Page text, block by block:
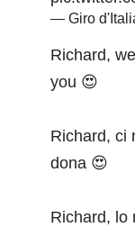
— Giro
Richard,
you 😍
Richard, ci
dona 😍
Richard, lo